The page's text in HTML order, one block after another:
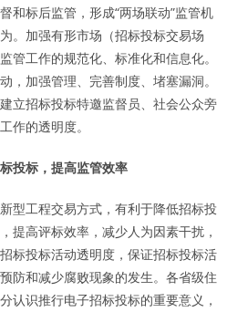
和标后监管，形成“两场联动”监管机
。加强有形市场（招标投标交易场
管工作的规范化、标准化和信息化。
，加强管理、完善制度、堵塞漏洞。
立招标投标特邀监督员、社会公众旁
作的透明度。
投标，提高监管效率
工程交易方式，有利于降低招标投
提高评标效率，减少人为因素干扰，
标投标活动透明度，保证招标投标活
防和减少腐败现象的发生。各省级住
认识推行电子招标投标的重要意义，